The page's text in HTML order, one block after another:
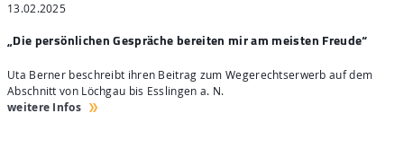
13.02.2025
„Die persönlichen Gespräche bereiten mir am meisten Freude“
Uta Berner beschreibt ihren Beitrag zum Wegerechtserwerb auf dem
Abschnitt von Löchgau bis Esslingen a. N.
weitere Infos